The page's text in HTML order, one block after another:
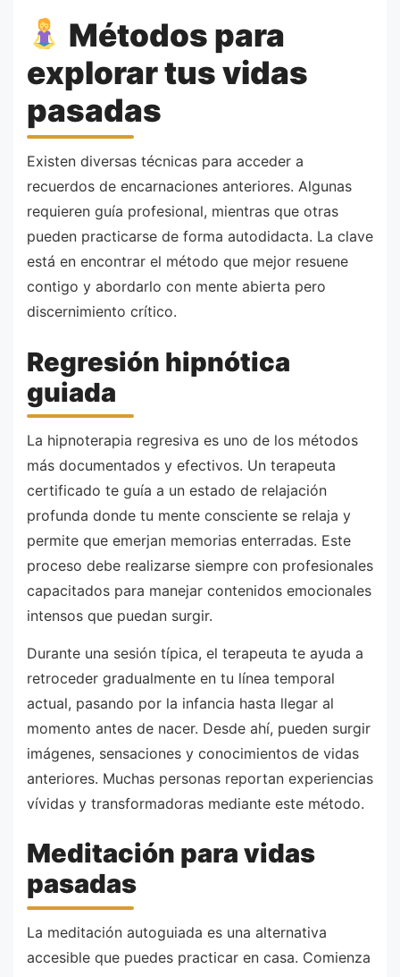
Métodos para
explorar tus vidas
pasadas
Existen diversas técnicas para acceder a
recuerdos de encarnaciones anteriores. Algunas
requieren guía profesional, mientras que otras
pueden practicarse de forma autodidacta. La clave
está en encontrar el método que mejor resuene
contigo y abordarlo con mente abierta pero
discernimiento crítico.
Regresión hipnótica
guiada
La hipnoterapia regresiva es uno de los métodos
más documentados y efectivos. Un terapeuta
certificado te guía a un estado de relajación
profunda donde tu mente consciente se relaja y
permite que emerjan memorias enterradas. Este
proceso debe realizarse siempre con profesionales
capacitados para manejar contenidos emocionales
intensos que puedan surgir.
Durante una sesión típica, el terapeuta te ayuda a
retroceder gradualmente en tu línea temporal
actual, pasando por la infancia hasta llegar al
momento antes de nacer. Desde ahí, pueden surgir
imágenes, sensaciones y conocimientos de vidas
anteriores. Muchas personas reportan experiencias
vívidas y transformadoras mediante este método.
Meditación para vidas
pasadas
La meditación autoguiada es una alternativa
accesible que puedes practicar en casa. Comienza